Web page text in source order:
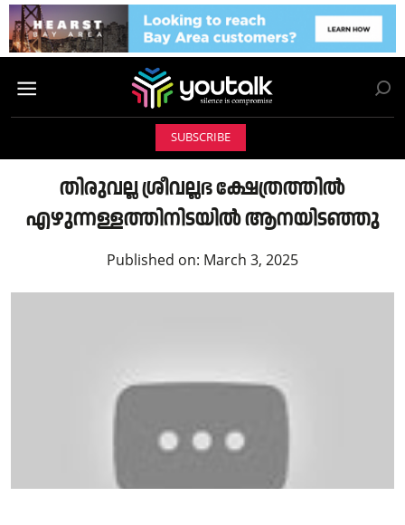
SUBSCRIBE
തിരുവല്ല ശ്രീവല്ലഭ ക്ഷേത്രത്തിൽ
എഴുന്നള്ളത്തിനിടയിൽ ആനയിടഞ്ഞു
Published on: March 3, 2025